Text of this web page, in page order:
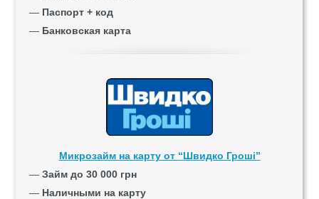
— Паспорт + код
— Банковская карта
Микрозайм на карту от “Швидко Гроші”
— Займ до 30 000 грн
— Наличными на карту